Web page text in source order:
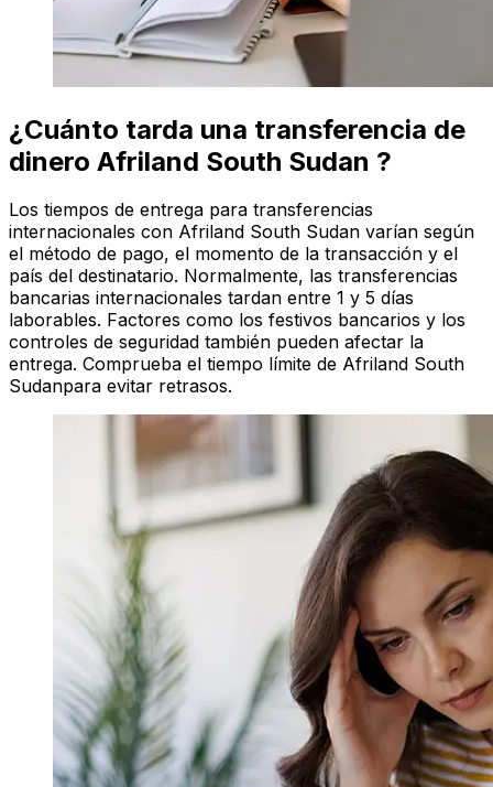
¿Cuánto tarda una transferencia de
dinero Afriland South Sudan ?
Los tiempos de entrega para transferencias
internacionales con Afriland South Sudan varían según
el método de pago, el momento de la transacción y el
país del destinatario. Normalmente, las transferencias
bancarias internacionales tardan entre 1 y 5 días
laborables. Factores como los festivos bancarios y los
controles de seguridad también pueden afectar la
entrega. Comprueba el tiempo límite de Afriland South
Sudanpara evitar retrasos.